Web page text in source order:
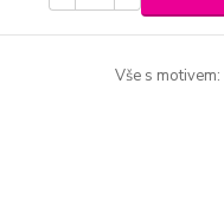
Vše s motivem: